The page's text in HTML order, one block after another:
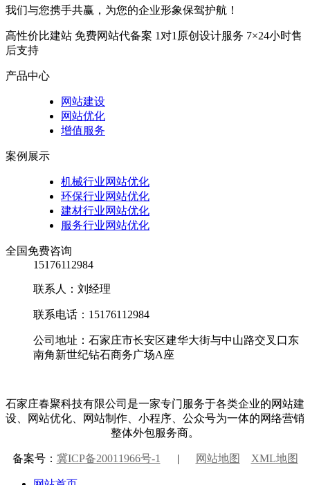
我们与您携手共赢，为您的企业形象保驾护航！
高性价比建站 免费网站代备案 1对1原创设计服务 7×24小时售
后支持
产品中心
网站建设
网站优化
增值服务
案例展示
机械行业网站优化
环保行业网站优化
建材行业网站优化
服务行业网站优化
全国免费咨询
15176112984
联系人：刘经理
联系电话：15176112984
公司地址：石家庄市长安区建华大街与中山路交叉口东
南角新世纪钻石商务广场A座
石家庄春聚科技有限公司是一家专门服务于各类企业的网站建
设、网站优化、网站制作、小程序、公众号为一体的网络营销
整体外包服务商。
备案号： 冀ICP备20011966号-1 | 网站地图 XML地图